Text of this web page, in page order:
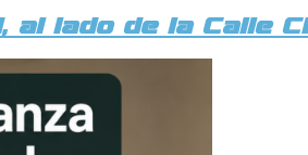
lado de la Calle